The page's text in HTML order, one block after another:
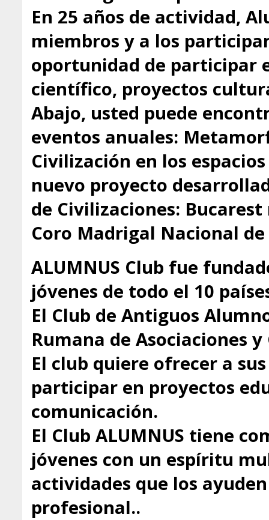
En 25 años de actividad,
miembros y a los
oportunidad de participar
científico, proyectos
Abajo, usted puede
eventos anuales:
Civilización en los
nuevo proyecto
de Civilizaciones:
Coro Madrigal Nacional
ALUMNUS Club fue
jóvenes de todo el 10
El Club de Antiguos
Rumana de Asociaciones y
El club quiere ofrecer a
participar en proyectos
comunicación.
El Club ALUMNUS tiene
jóvenes con un espíritu
actividades que los
profesional..